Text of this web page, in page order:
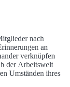
nach
an
verknüpfen
der Arbeitswelt
Umständen ihres